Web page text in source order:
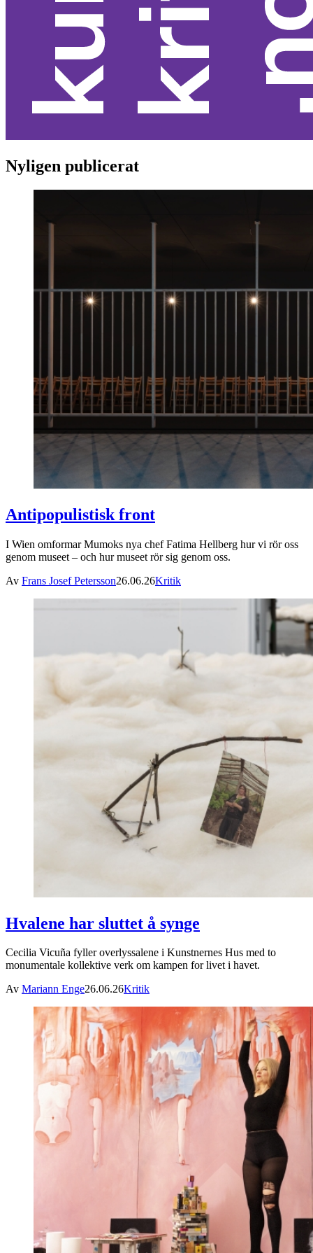
Nyligen publicerat
Antipopulistisk front
I Wien omformar Mumoks nya chef Fatima Hellberg hur vi rör oss
genom museet – och hur museet rör sig genom oss.
Av Frans Josef Petersson26.06.26Kritik
Hvalene har sluttet å synge
Cecilia Vicuña fyller overlyssalene i Kunstnernes Hus med to
monumentale kollektive verk om kampen for livet i havet.
Av Mariann Enge26.06.26Kritik